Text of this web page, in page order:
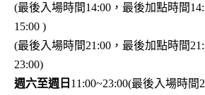
(最後入場時間14:00，最後加點時間
15:00 )
(最後入場時間21:00，最後加點時間
23:00)
週六至週日 11:00~23:00(最後入場時間